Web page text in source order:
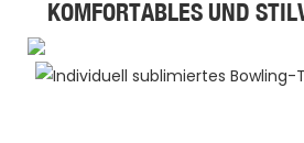
KOMFORTABLES UND